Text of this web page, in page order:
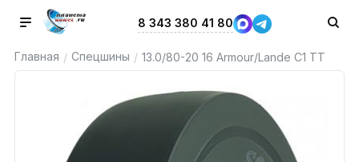
8 343 380 41 80
Главная / Спецшины / 13.0/80-20 16 Armour/Lande C1 TT